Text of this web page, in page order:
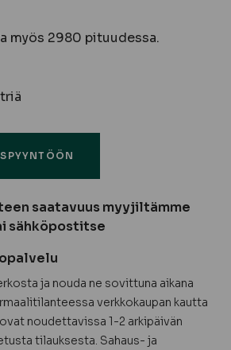
myös 2980 pituudessa.
saatavuus myyjiltämme
sähköpostitse
ja nouda ne sovittuna aikana
verkkokaupan kautta
noudettavissa 1-2 arkipäivän
tilauksesta. Sahaus- ja